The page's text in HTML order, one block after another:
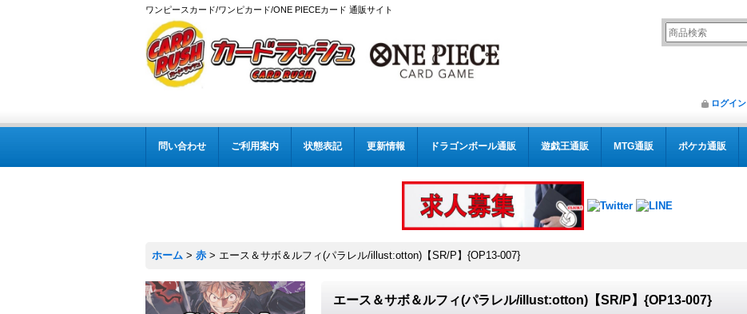
ワンピースカード/ワンピカード/ONE PIECEカード 通販サイト
ログイン
問い合わせ ご利用案内 状態表記 更新情報 ドラゴンボール通販 遊戯王通販 MTG通販 ポケカ通販
ホーム > 赤 > エース＆サボ＆ルフィ(パラレル/illust:otton)【SR/P】{OP13-007}
エース＆サボ＆ルフィ(パラレル/illust:otton)【SR/P】{OP13-007}